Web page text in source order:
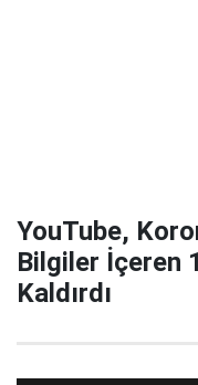
YouTube,
Bilgiler İçeren
Kaldırdı